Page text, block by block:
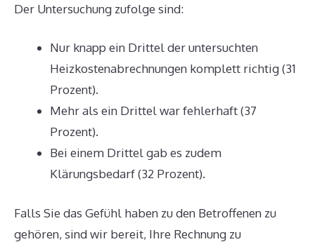
Der Untersuchung zufolge sind:
Nur knapp ein Drittel der untersuchten
Heizkostenabrechnungen komplett richtig (31
Prozent).
Mehr als ein Drittel war fehlerhaft (37
Prozent).
Bei einem Drittel gab es zudem
Klärungsbedarf (32 Prozent).
Falls Sie das Gefühl haben zu den Betroffenen zu
gehören, sind wir bereit, Ihre Rechnung zu